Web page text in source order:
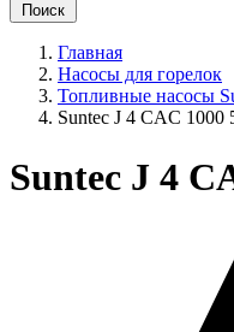
Поиск
Главная
Насосы для горелок
Топливные насосы
Suntec J 4 CAC 1000
Suntec J 4